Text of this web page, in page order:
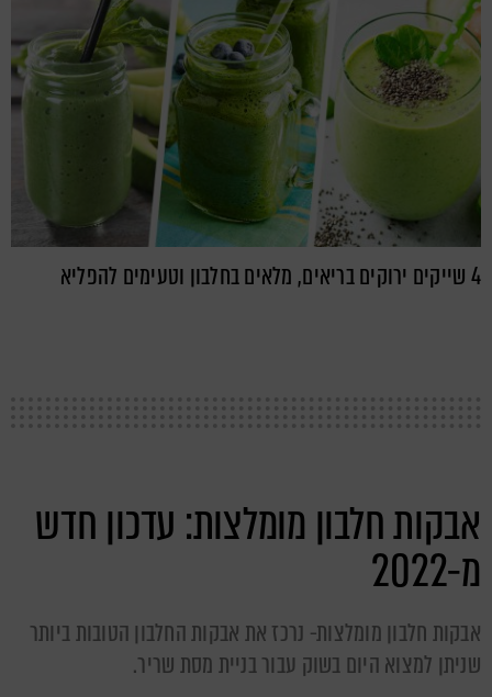
4 שייקים ירוקים בריאים, מלאים בחלבון וטעימים להפליא
אבקות חלבון מומלצות: עדכון חדש
מ-2022
אבקות חלבון מומלצות- נרכז את אבקות החלבון הטובות ביותר
שניתן למצוא היום בשוק עבור בניית מסת שריר.